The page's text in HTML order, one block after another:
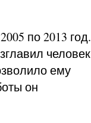
по 2013 год.
человек
ему
он